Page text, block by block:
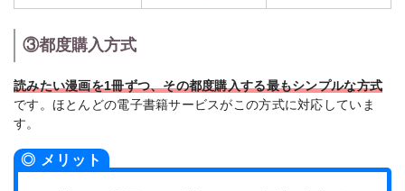
③都度購入方式
読みたい漫画を1冊ずつ、その都度購入する最もシンプルな方式
です。ほとんどの電子書籍サービスがこの方式に対応していま
す。
◎ メリット